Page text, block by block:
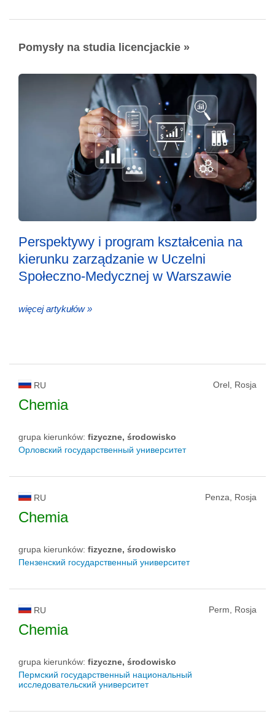
Pomysły na studia licencjackie »
Perspektywy i program kształcenia na
kierunku zarządzanie w Uczelni
Społeczno-Medycznej w Warszawie
więcej artykułów »
RU Orel, Rosja
Chemia
grupa kierunków: fizyczne, środowisko
Орловский государственный университет
RU Penza, Rosja
Chemia
grupa kierunków: fizyczne, środowisko
Пензенский государственный университет
RU Perm, Rosja
Chemia
grupa kierunków: fizyczne, środowisko
Пермский государственный национальный
исследовательский университет